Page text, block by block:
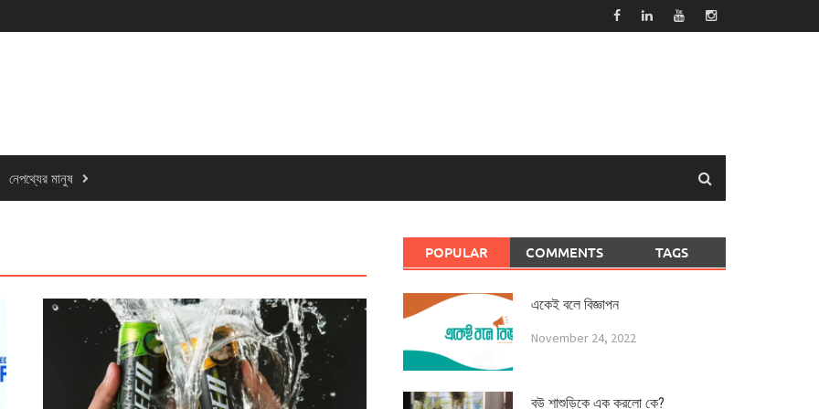
নেপথ্যের মানুষ
POPULAR COMMENTS TAGS
একেই বলে বিজ্ঞাপন
November 24, 2022
বউ শাশুড়িকে এক করলো কে?